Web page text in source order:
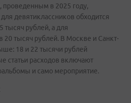
проведенным в 2025 году,
девятиклассников обходится
тысяч рублей, а для
20 тысяч рублей. В Москве и Санкт-
18 и 22 тысячи рублей
статьи расходов включают
и само мероприятие.